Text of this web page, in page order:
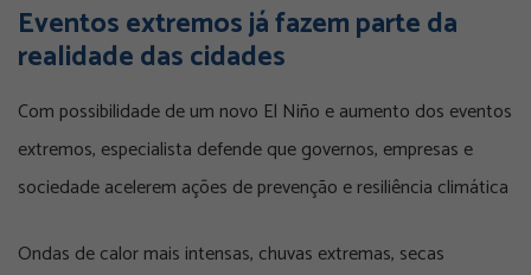
Eventos extremos já fazem parte da
realidade das cidades
Com possibilidade de um novo El Niño e aumento dos eventos
extremos, especialista defende que governos, empresas e
sociedade acelerem ações de prevenção e resiliência climática
Ondas de calor mais intensas, chuvas extremas, secas